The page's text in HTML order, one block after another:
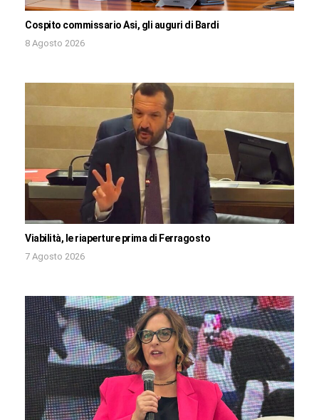
Cospito commissario Asi, gli auguri di Bardi
8 Agosto 2026
Viabilità, le riaperture prima di Ferragosto
7 Agosto 2026